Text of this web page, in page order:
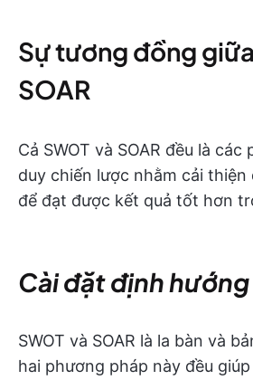
Sự tương đồng
SOAR
Cả SWOT và SOAR đều là
duy chiến lược nhằm cải
để đạt được kết quả tốt hơn
Cài đặt định hướng
SWOT và SOAR là la bàn và
hai phương pháp này đều